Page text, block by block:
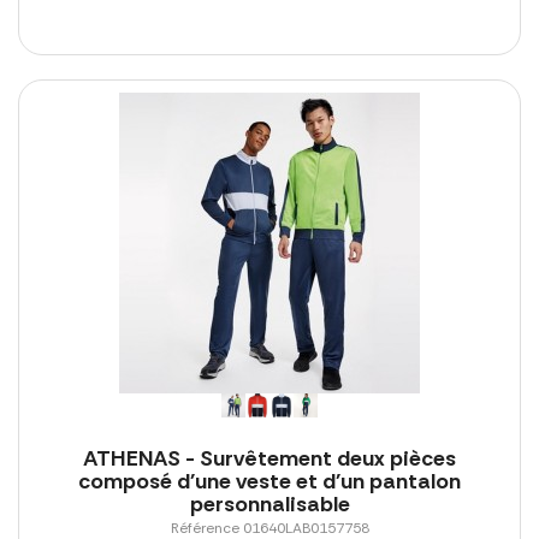
ATHENAS - Survêtement deux pièces
composé d'une veste et d'un pantalon
personnalisable
Référence 01640LAB0157758